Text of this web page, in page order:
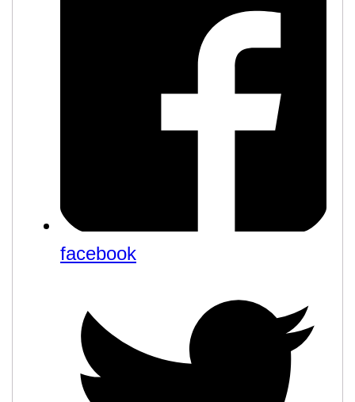
facebook